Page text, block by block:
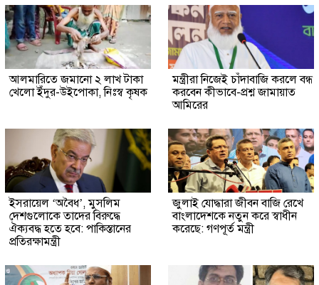
আলমারিতে জমানো ২ লাখ টাকা
খেলো ইঁদুর-উইপোকা, নিঃস্ব কৃষক
মন্ত্রীরা নিজেই চাঁদাবাজি করলে বন্ধ
করবেন কীভাবে-প্রশ্ন জামায়াত
আমিরের
ইসরায়েল ‘অবৈধ’, মুসলিম
দেশগুলোকে তাদের বিরুদ্ধে
ঐক্যবদ্ধ হতে হবে: পাকিস্তানের
প্রতিরক্ষামন্ত্রী
জুলাই যোদ্ধারা জীবন বাজি রেখে
বাংলাদেশকে নতুন করে স্বাধীন
করেছে: গণপূর্ত মন্ত্রী